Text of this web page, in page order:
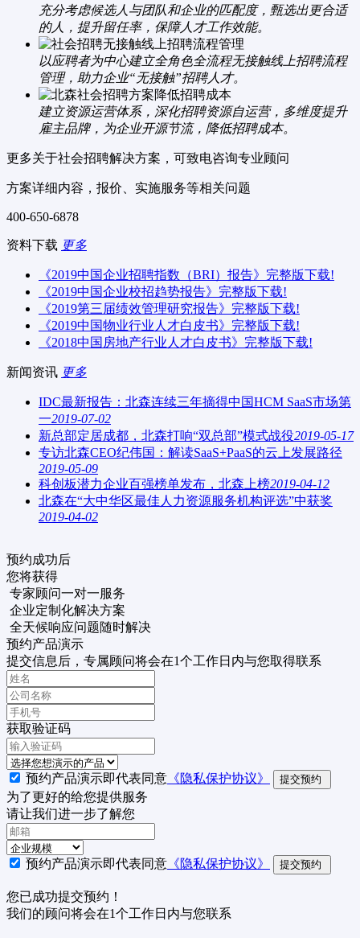
充分考虑候选人与团队和企业的匹配度，甄选出更合适
的人，提升留任率，保障人才工作效能。
以应聘者为中心建立全角色全流程无接触线上招聘流程
管理，助力企业“无接触”招聘人才。
建立资源运营体系，深化招聘资源自运营，多维度提升
雇主品牌，为企业开源节流，降低招聘成本。
更多关于社会招聘解决方案，可致电咨询专业顾问
方案详细内容，报价、实施服务等相关问题
400-650-6878
资料下载 更多
《2019中国企业招聘指数（BRI）报告》完整版下载!
《2019中国企业校招趋势报告》完整版下载!
《2019第三届绩效管理研究报告》完整版下载!
《2019中国物业行业人才白皮书》完整版下载!
《2018中国房地产行业人才白皮书》完整版下载!
新闻资讯 更多
IDC最新报告：北森连续三年摘得中国HCM SaaS市场第
一2019-07-02
新总部定居成都，北森打响“双总部”模式战役2019-05-17
专访北森CEO纪伟国：解读SaaS+PaaS的云上发展路径
2019-05-09
科创板潜力企业百强榜单发布，北森上榜2019-04-12
北森在“大中华区最佳人力资源服务机构评选”中获奖
2019-04-02
预约成功后
您将获得
专家顾问一对一服务
企业定制化解决方案
全天候响应问题随时解决
预约产品演示
提交信息后，专属顾问将会在1个工作日内与您取得联系
获取验证码
预约产品演示即代表同意 《隐私保护协议》 提交预约
为了更好的给您提供服务
请让我们进一步了解您
预约产品演示即代表同意 《隐私保护协议》 提交预约
您已成功提交预约！
我们的顾问将会在1个工作日内与您联系